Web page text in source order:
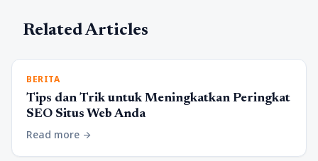
Related Articles
BERITA
Tips dan Trik untuk Meningkatkan Peringkat
SEO Situs Web Anda
Read more arrow_forward